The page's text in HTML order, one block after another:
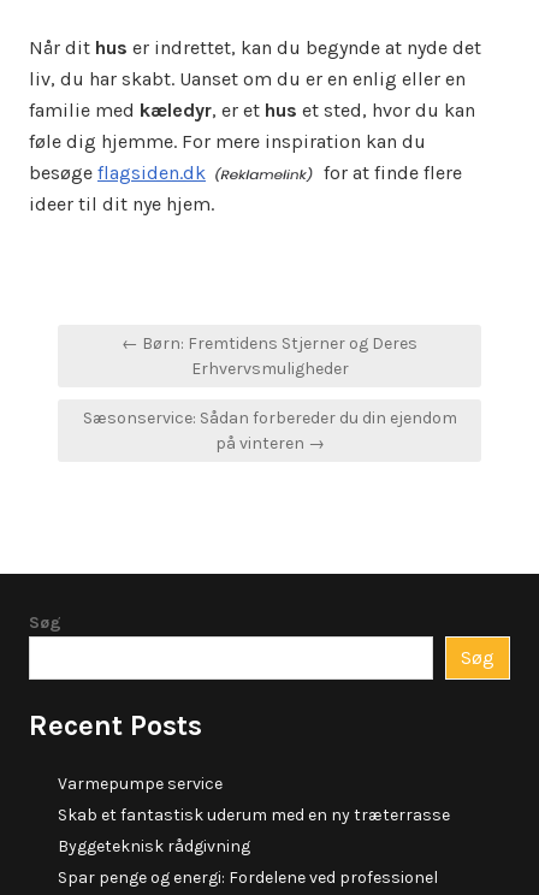
Når dit hus er indrettet, kan du begynde at nyde det
liv, du har skabt. Uanset om du er en enlig eller en
familie med kæledyr, er et hus et sted, hvor du kan
føle dig hjemme. For mere inspiration kan du
besøge flagsiden.dk
for at finde flere
ideer til dit nye hjem.
Indlægsnavigation
← Børn: Fremtidens Stjerner og Deres
Erhvervsmuligheder
Sæsonservice: Sådan forbereder du din ejendom
på vinteren →
Søg
Søg
Recent Posts
Varmepumpe service
Skab et fantastisk uderum med en ny træterrasse
Byggeteknisk rådgivning
Spar penge og energi: Fordelene ved professionel